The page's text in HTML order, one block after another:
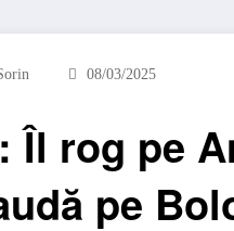
08/03/2025
Îl rog pe
pe